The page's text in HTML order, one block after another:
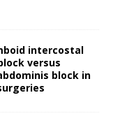
intercostal
versus
block in